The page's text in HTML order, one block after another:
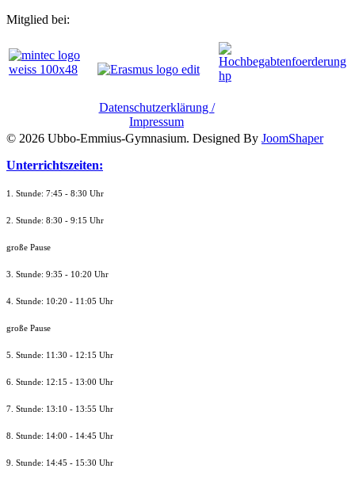
Mitglied bei:
Datenschutzerklärung /
Impressum
© 2026 Ubbo-Emmius-Gymnasium. Designed By JoomShaper
Unterrichtszeiten:
1. Stunde: 7:45 - 8:30 Uhr
2. Stunde: 8:30 - 9:15 Uhr
große Pause
3. Stunde: 9:35 - 10:20 Uhr
4. Stunde: 10:20 - 11:05 Uhr
große Pause
5. Stunde: 11:30 - 12:15 Uhr
6. Stunde: 12:15 - 13:00 Uhr
7. Stunde: 13:10 - 13:55 Uhr
8. Stunde: 14:00 - 14:45 Uhr
9. Stunde: 14:45 - 15:30 Uhr